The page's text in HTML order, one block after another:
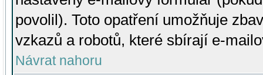
povolil). Toto opatření umožňuje
vzkazů a robotů, které sbírají e-
Návrat nahoru